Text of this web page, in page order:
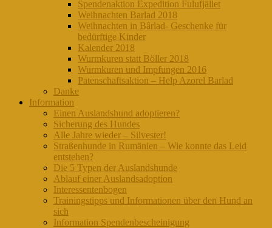
Spendenaktion Expedition Fulufjället
Weihnachten Barlad 2018
Weihnachten in Bârlad- Geschenke für
bedürftige Kinder
Kalender 2018
Wurmkuren statt Böller 2018
Wurmkuren und Impfungen 2016
Patenschaftsaktion – Help Azorel Barlad
Danke
Information
Einen Auslandshund adoptieren?
Sicherung des Hundes
Alle Jahre wieder – Silvester!
Straßenhunde in Rumänien – Wie konnte das Leid
entstehen?
Die 5 Typen der Auslandshunde
Ablauf einer Auslandsadoption
Interessentenbogen
Trainingstipps und Informationen über den Hund an
sich
Information Spendenbescheinigung